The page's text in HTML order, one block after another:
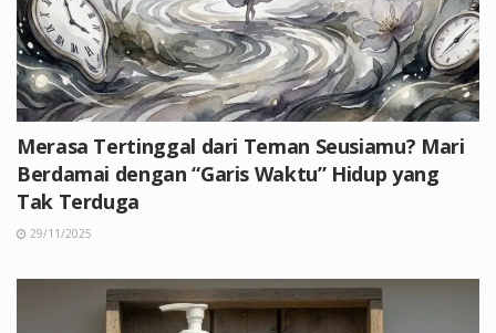
Merasa Tertinggal dari Teman Seusiamu? Mari
Berdamai dengan “Garis Waktu” Hidup yang
Tak Terduga
29/11/2025